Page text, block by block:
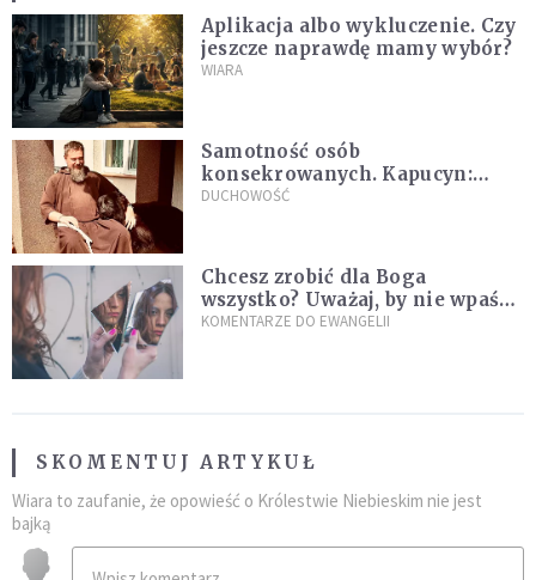
Aplikacja albo wykluczenie. Czy
jeszcze naprawdę mamy wybór?
WIARA
Samotność osób
konsekrowanych. Kapucyn:
Życie w pojedynkę rzadko jest
DUCHOWOŚĆ
Chcesz zrobić dla Boga
wszystko? Uważaj, by nie wpaść
w groźną pułapkę
KOMENTARZE DO EWANGELII
SKOMENTUJ ARTYKUŁ
Wiara to zaufanie, że opowieść o Królestwie Niebieskim nie jest
bajką